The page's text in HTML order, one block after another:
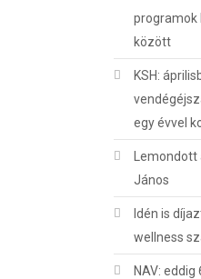
programok
között
KSH:
egy évvel
János
Idén is
wellness
NAV: